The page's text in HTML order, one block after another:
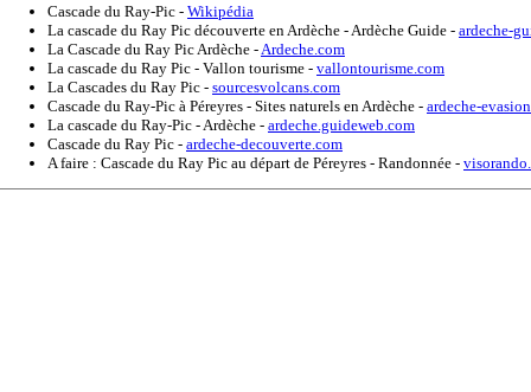
Cascade du Ray-Pic - Wikipédia
La cascade du Ray Pic découverte en Ardèche - Ardèche Guide - ardeche-
La Cascade du Ray Pic Ardèche - Ardeche.com
La cascade du Ray Pic - Vallon tourisme - vallontourisme.com
La Cascades du Ray Pic - sourcesvolcans.com
Cascade du Ray-Pic à Péreyres - Sites naturels en Ardèche - ardeche-
La cascade du Ray-Pic - Ardèche - ardeche.guideweb.com
Cascade du Ray Pic - ardeche-decouverte.com
A faire : Cascade du Ray Pic au départ de Péreyres - Randonnée -